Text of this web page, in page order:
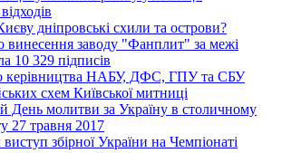
дніпровські схили та острови?
винесення заводу "Фанплит" за межі
10 329 підписів
керівництва НАБУ, ДФС, ГПУ та СБУ
схем Київської митниці
День молитви за Україну в столичному
27 травня 2017
збірної України на Чемпіонаті